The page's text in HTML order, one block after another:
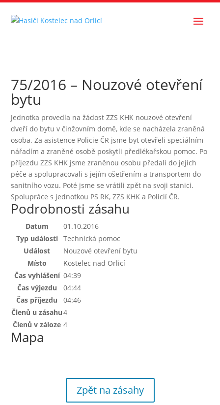
75/2016 – Nouzové otevření
bytu
Jednotka provedla na žádost ZZS KHK nouzové otevření
dveří do bytu v činžovním domě, kde se nacházela zraněná
osoba. Za asistence Policie ČR jsme byt otevřeli speciálním
nářadím a zraněné osobě poskytli předlékařskou pomoc. Po
příjezdu ZZS KHK jsme zraněnou osobu předali do jejich
péče a spolupracovali s jejím ošetřením a transportem do
sanitního vozu. Poté jsme se vrátili zpět na svoji stanici.
Spolupráce s jednotkou PS RK, ZZS KHK a Policií ČR.
Podrobnosti zásahu
Datum
01.10.2016
Typ události
Technická pomoc
Událost
Nouzové otevření bytu
Místo
Kostelec nad Orlicí
Čas vyhlášení 04:39
Čas výjezdu
04:44
Čas příjezdu
04:46
Členů u zásahu4
Členů v záloze 4
Mapa
Zpět na zásahy